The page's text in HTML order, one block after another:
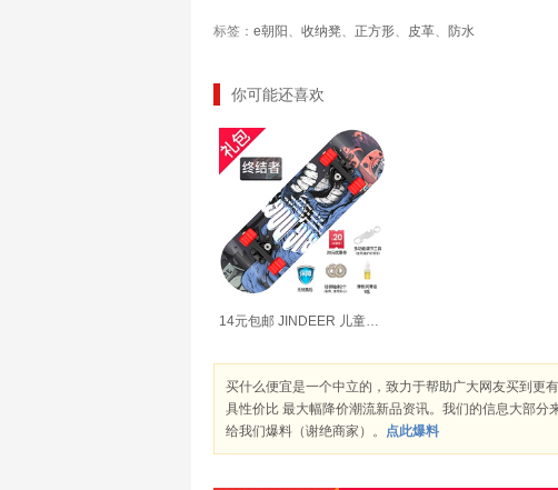
标签： e朝阳 、 收纳凳、 正方形、 皮革、 防水
你可能还喜欢
14元包邮 JINDEER 儿童四轮滑板 送轴承+润滑油+拆装工具
买什么便宜是一个中立的，致力于帮助广大网友买到更
具性价比 最大幅降价潮流新品资讯。我们的信息大部
给我们爆料（谢绝商家）。 点此爆料